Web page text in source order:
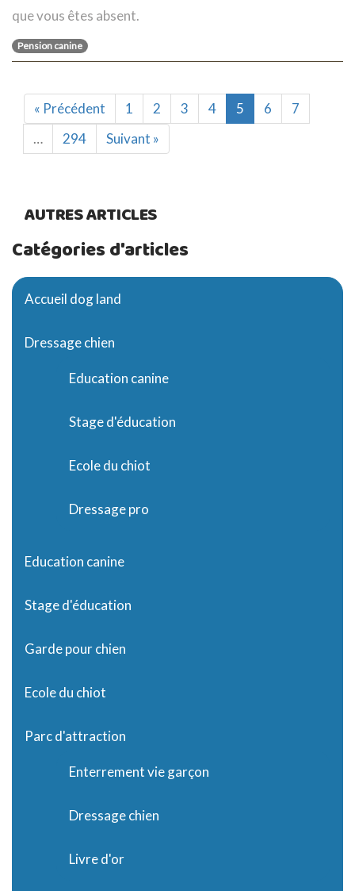
que vous êtes absent.
Pension canine
« Précédent 1 2 3 4 5 6
7
…
294 Suivant »
AUTRES ARTICLES
Catégories d'articles
Accueil dog land
Dressage chien
Education canine
Stage d'éducation
Ecole du chiot
Dressage pro
Education canine
Stage d'éducation
Garde pour chien
Ecole du chiot
Parc d'attraction
Enterrement vie garçon
Dressage chien
Livre d'or